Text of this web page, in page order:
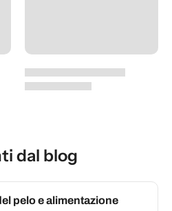
dal blog
pelo e alimentazione